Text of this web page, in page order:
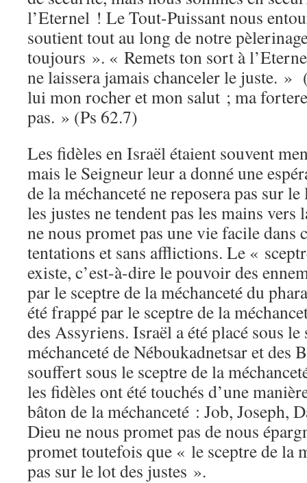
l’Eternel ! Le Tout-Puissant nous
soutient tout au long de notre
toujours ». « Remets ton sort à
ne laissera jamais chanceler le juste. »
lui mon rocher et mon salut ; ma
pas. » (Ps 62.7)
Les fidèles en Israël étaient souvent
mais le Seigneur leur a donné une
de la méchanceté ne reposera pas sur
les justes ne tendent pas les mains
ne nous promet pas une vie facile dans
tentations et sans afflictions. Le «
existe, c’est-à-dire le pouvoir des
par le sceptre de la méchanceté du
été frappé par le sceptre de la
des Assyriens. Israël a été placé sous le
méchanceté de Néboukadnetsar et des
souffert sous le sceptre de la
les fidèles ont été touchés d’une
bâton de la méchanceté : Job, Joseph,
Dieu ne nous promet pas de nous
promet toutefois que « le sceptre de la
pas sur le lot des justes ».